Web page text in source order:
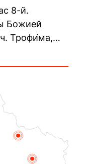
8-й.
Божией
Трофи́ма,
прав.